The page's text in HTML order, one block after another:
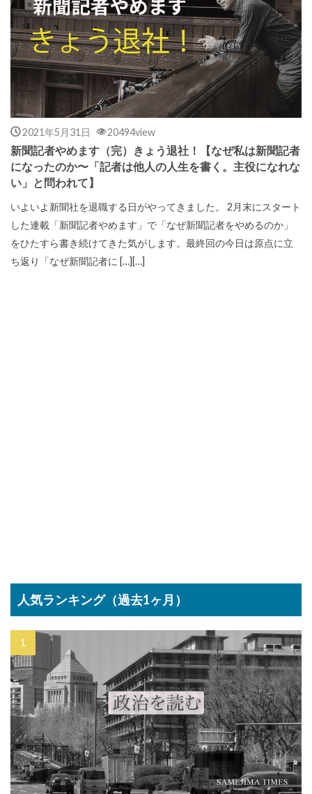
2021年5月31日 20494view
新聞記者やめます（完）きょう退社！【なぜ私は新聞記者
になったのか〜「記者は他人の人生を書く。主役になれな
い」と問われて】
いよいよ新聞社を退職する日がやってきました。 2月末にスタート
した連載「新聞記者やめます」で「なぜ新聞記者をやめるのか」
をひたすら書き続けてきた気がします。最終回の今日は原点に立
ち返り「なぜ新聞記者に […][…]
人気ランキング（過去1ヶ月）